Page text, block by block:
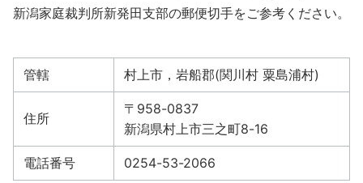
新潟家庭裁判所新発田支部の郵便切手をご参考ください。
管轄 村上市，岩船郡(関川村 粟島浦村)
住所
〒958-0837
新潟県村上市三之町8-16
電話番号 0254-53-2066